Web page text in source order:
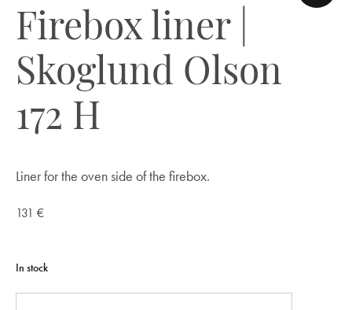
Firebox liner |
Skoglund Olson
172 H
Liner for the oven side of the firebox.
131 €
In stock